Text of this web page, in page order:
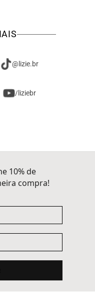
@lizie.br
/liziebr
10% de
compra!